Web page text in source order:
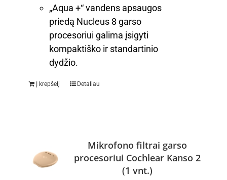
„Aqua +“ vandens apsaugos
priedą Nucleus 8 garso
procesoriui galima įsigyti
kompaktiško ir standartinio
dydžio.
Į krepšelį Detaliau
Mikrofono filtrai garso
procesoriui Cochlear Kanso 2
(1 vnt.)